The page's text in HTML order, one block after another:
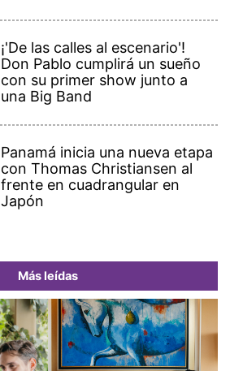
¡'De las calles al escenario'!
Don Pablo cumplirá un sueño
con su primer show junto a
una Big Band
Panamá inicia una nueva etapa
con Thomas Christiansen al
frente en cuadrangular en
Japón
Más leídas